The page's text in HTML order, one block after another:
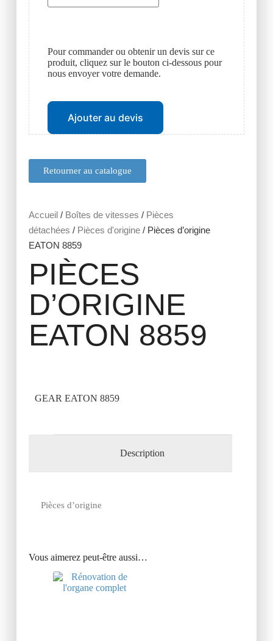
Retourner au catalogue
Accueil / Boîtes de vitesses / Pièces
détachées / Pièces d'origine/ Pièces d’origine
EATON 8859
PIÈCES
D’ORIGINE
EATON 8859
GEAR EATON 8859
Description
Pièces d’origine
Vous aimerez peut-être aussi…
Pour commander ou obtenir un devis sur ce
produit, cliquez sur le bouton ci-dessous pour
nous envoyer votre demande.
Ajouter au devis